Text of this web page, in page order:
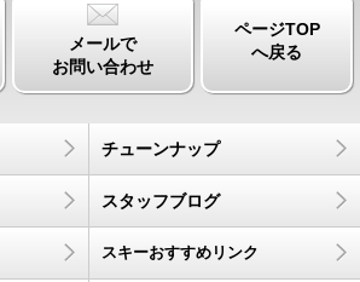
メールで
お問い合わせ
ページTOP
へ戻る
チューンナップ
スタッフブログ
スキーおすすめリンク